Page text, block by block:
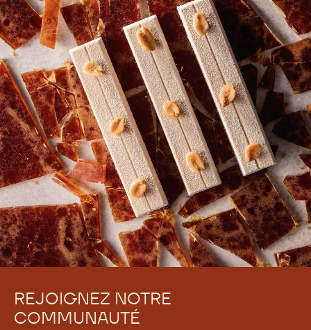
REJOIGNEZ NOTRE
COMMUNAUTÉ